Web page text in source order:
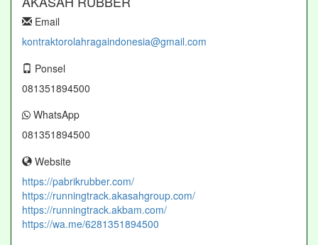
Email
kontraktorolahragaindonesia@gmail.com
Ponsel
081351894500
WhatsApp
081351894500
Website
https://pabrikrubber.com/
https://runningtrack.akasahgroup.com/
https://runningtrack.akbam.com/
https://wa.me/6281351894500